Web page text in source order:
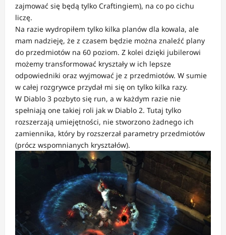
zajmować się będą tylko Craftingiem), na co po cichu
liczę.
Na razie wydropiłem tylko kilka planów dla kowala, ale
mam nadzieję, że z czasem będzie można znaleźć plany
do przedmiotów na 60 poziom. Z kolei dzięki jubilerowi
możemy transformować kryształy w ich lepsze
odpowiedniki oraz wyjmować je z przedmiotów. W sumie
w całej rozgrywce przydał mi się on tylko kilka razy.
W Diablo 3 pozbyto się run, a w każdym razie nie
spełniają one takiej roli jak w Diablo 2. Tutaj tylko
rozszerzają umiejętności, nie stworzono żadnego ich
zamiennika, który by rozszerzał parametry przedmiotów
(prócz wspomnianych kryształów).